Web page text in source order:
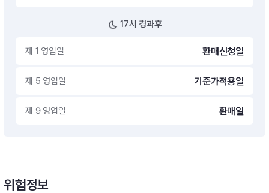
17시 경과후
제 1 영업일 환매신청일
제 5 영업일 기준가적용일
제 9 영업일 환매일
위험정보